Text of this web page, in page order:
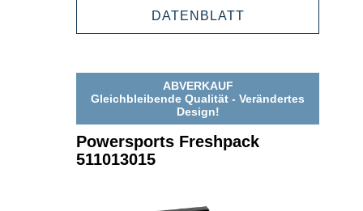
DATENBLATTPOWERSPORTS
ABVERKAUF
Gleichbleibende Qualität - Verändertes
Design!
Powersports Freshpack
511013015